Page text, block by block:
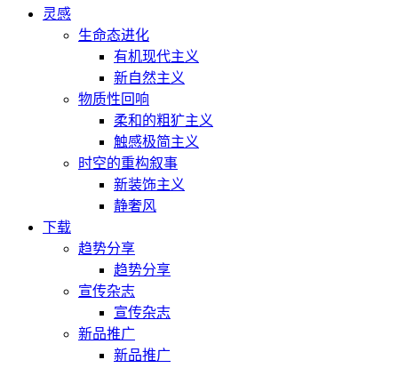
灵感
生命态进化
有机现代主义
新自然主义
物质性回响
柔和的粗犷主义
触感极简主义
时空的重构叙事
新装饰主义
静奢风
下载
趋势分享
趋势分享
宣传杂志
宣传杂志
新品推广
新品推广